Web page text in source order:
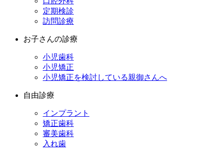
定期検診
訪問診療
お子さんの診療
小児歯科
小児矯正
小児矯正を検討している親御さんへ
自由診療
インプラント
矯正歯科
審美歯科
入れ歯